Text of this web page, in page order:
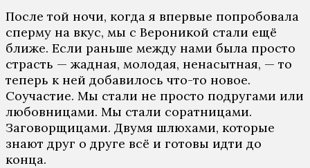
После той ночи, когда я впервые попробовала
сперму на вкус, мы с Вероникой стали ещё
ближе. Если раньше между нами была просто
страсть — жадная, молодая, ненасытная, — то
теперь к ней добавилось что-то новое.
Соучастие. Мы стали не просто подругами или
любовницами. Мы стали соратницами.
Заговорщицами. Двумя шлюхами, которые
знают друг о друге всё и готовы идти до
конца.